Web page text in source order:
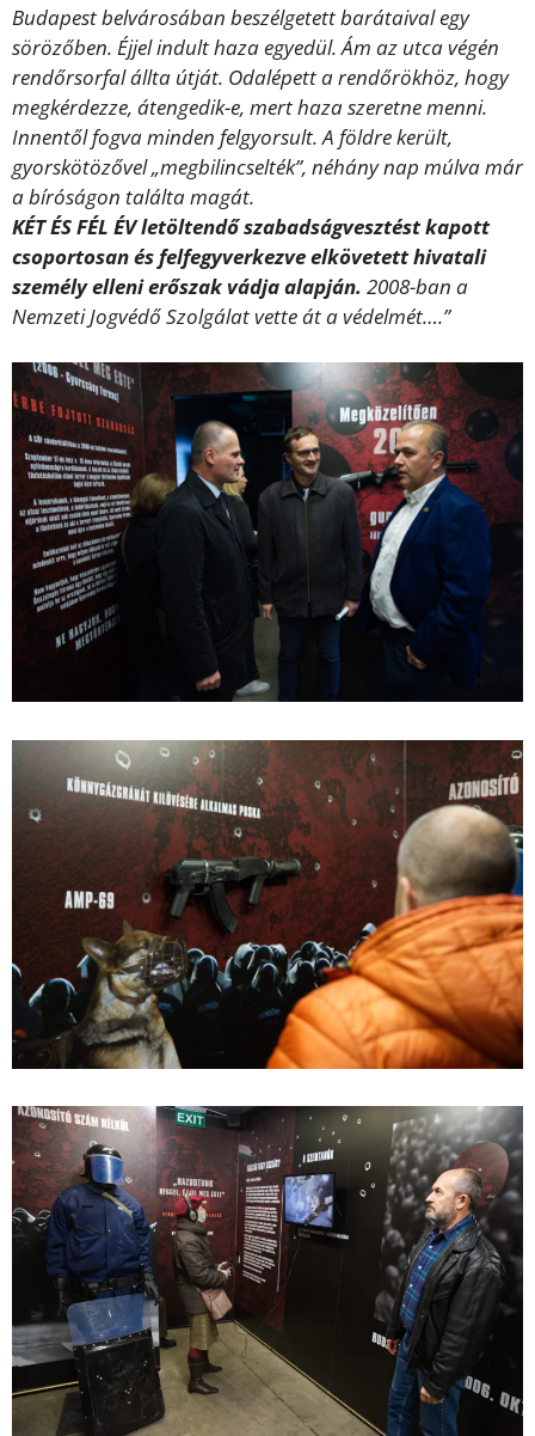
Budapest belvárosában beszélgetett barátaival egy
sörözőben. Éjjel indult haza egyedül. Ám az utca végén
rendőrsorfal állta útját. Odalépett a rendőrökhöz, hogy
megkérdezze, átengedik-e, mert haza szeretne menni.
Innentől fogva minden felgyorsult. A földre került,
gyorskötözővel „megbilincselték”, néhány nap múlva már
a bíróságon találta magát.
KÉT ÉS FÉL ÉV letöltendő szabadságvesztést kapott
csoportosan és felfegyverkezve elkövetett hivatali
személy elleni erőszak vádja alapján. 2008-ban a
Nemzeti Jogvédő Szolgálat vette át a védelmét….”